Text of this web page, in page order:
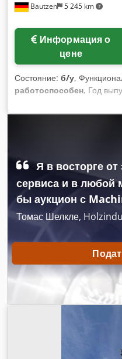
Bautzen 5 245 km
цене
Состояние: б/у,
работоспособен, Год
перегрузки материалов,
Производитель: Ulrich.
объем: 200 тонн. -
Я в восторге
сервиса и в любой
бы аукцион с
Томас Шелкле,